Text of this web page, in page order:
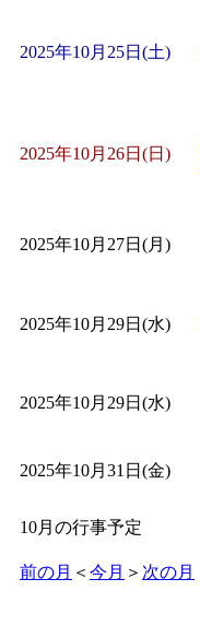
2025年10月25日(土)
2025年10月26日(日)
2025年10月27日(月)
2025年10月29日(水)
2025年10月29日(水)
2025年10月31日(金)
10月の行事予定
前の月 ＜ 今月 ＞ 次の月